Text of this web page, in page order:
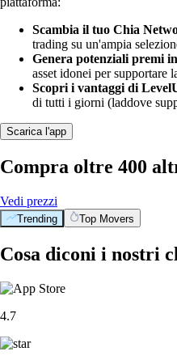
Scambia il tuo Chia
trading su un'ampia
Genera potenziali premi
asset idonei per supportare
Scopri i vantaggi di
di tutti i giorni (laddove
Scarica l'app
Compra oltre 400
Vedi prezzi
Trending Top Movers
Cosa diconi i nostri
4.7